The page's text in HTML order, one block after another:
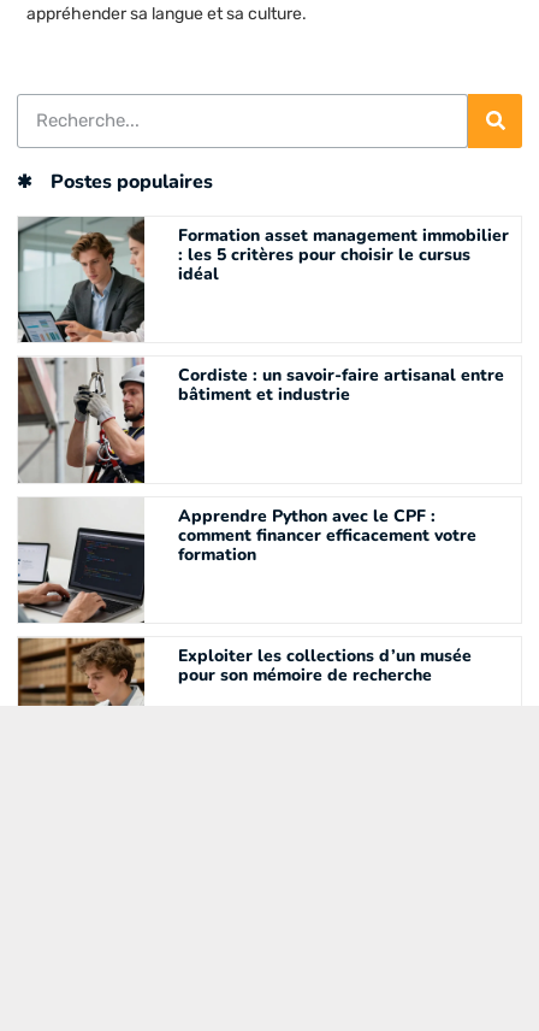
appréhender sa langue et sa culture.
Postes populaires
Formation asset management immobilier
: les 5 critères pour choisir le cursus
idéal
Cordiste : un savoir-faire artisanal entre
bâtiment et industrie
Apprendre Python avec le CPF :
comment financer efficacement votre
formation
Exploiter les collections d’un musée
pour son mémoire de recherche